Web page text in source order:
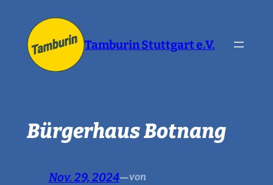
Inhalt
springen
Tamburin Stuttgart e.V.
Bürgerhaus Botnang
Nov. 29, 2024—von